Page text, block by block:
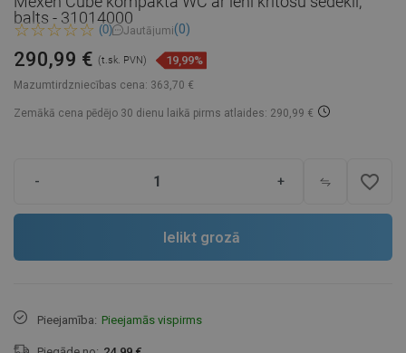
balts - 31014000
(0) Jautājumi(0)
Mazumtirdzniecības cena: 363,70 €
290,99 € (t.sk. PVN) 19,99%
Zemākā cena pēdējo 30 dienu laikā pirms atlaides: 290,99 €
- + favorite_border
Ielikt grozā
Pieejamība: Pieejamās vispirms